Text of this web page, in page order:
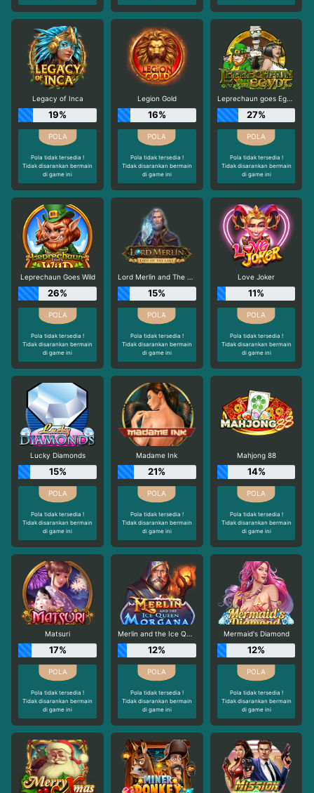
Legacy of Inca
19%
Pola tidak tersedia !
Tidak disarankan bermain
di game ini
Legion Gold
16%
Pola tidak tersedia !
Tidak disarankan bermain
di game ini
Leprechaun goes Egypt
27%
Pola tidak tersedia !
Tidak disarankan bermain
di game ini
Leprechaun Goes Wild
26%
Pola tidak tersedia !
Tidak disarankan bermain
di game ini
Lord Merlin and The Lady of The Lake
15%
Pola tidak tersedia !
Tidak disarankan bermain
di game ini
Love Joker
11%
Pola tidak tersedia !
Tidak disarankan bermain
di game ini
Lucky Diamonds
15%
Pola tidak tersedia !
Tidak disarankan bermain
di game ini
Madame Ink
21%
Pola tidak tersedia !
Tidak disarankan bermain
di game ini
Mahjong 88
14%
Pola tidak tersedia !
Tidak disarankan bermain
di game ini
Matsuri
17%
Pola tidak tersedia !
Tidak disarankan bermain
di game ini
Merlin and the Ice Queen Morgana
12%
Pola tidak tersedia !
Tidak disarankan bermain
di game ini
Mermaid's Diamond
12%
Pola tidak tersedia !
Tidak disarankan bermain
di game ini